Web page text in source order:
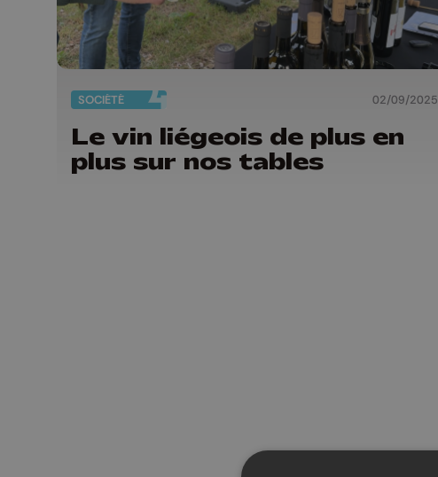
SOCIÉTÉ 02/09/2025
Le vin liégeois de plus en
plus sur nos tables